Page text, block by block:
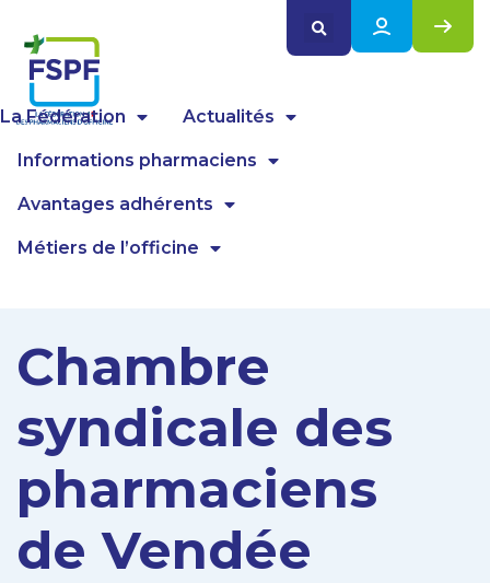
La Fédération Actualités
Informations pharmaciens
Avantages adhérents
Métiers de l’officine
Chambre
syndicale des
pharmaciens
de Vendée